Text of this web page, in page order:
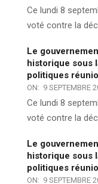
Ce lundi 8
voté contre la
Le
historique sous
politiques
ON: 9 SEPTEMBRE
Ce lundi 8
voté contre la
Le
historique sous
politiques
ON: 9 SEPTEMBRE